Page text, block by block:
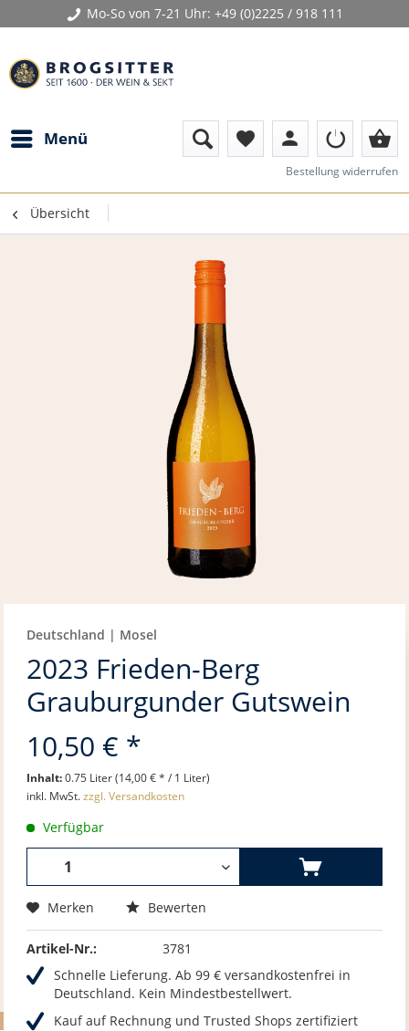
Mo-So von 7-21 Uhr: +49 (0)2225 / 918 111
Menü favorite person shopping_basket
Bestellung widerrufen
Übersicht
Deutschland | Mosel
2023 Frieden-Berg
Grauburgunder Gutswein
10,50 € *
Inhalt:0.75 Liter (14,00 € * / 1 Liter)
inkl. MwSt.zzgl. Versandkosten
Verfügbar
Merken Bewerten
Artikel-Nr.:
3781
Schnelle Lieferung. Ab 99 € versandkostenfrei in
Deutschland. Kein Mindestbestellwert.
Kauf auf Rechnung und Trusted Shops zertifiziert